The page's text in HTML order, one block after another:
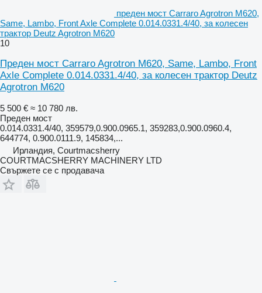
преден мост Carraro Agrotron M620,
Same, Lambo, Front Axle Complete 0.014.0331.4/40, за колесен
трактор Deutz Agrotron M620
10
Преден мост Carraro Agrotron M620, Same, Lambo, Front
Axle Complete 0.014.0331.4/40, за колесен трактор Deutz
Agrotron M620
5 500 € ≈ 10 780 лв.
Преден мост
0.014.0331.4/40, 359579,0.900.0965.1, 359283,0.900.0960.4,
644774, 0.900.0111.9, 145834,...
Ирландия, Courtmacsherry
COURTMACSHERRY MACHINERY LTD
Свържете се с продавача